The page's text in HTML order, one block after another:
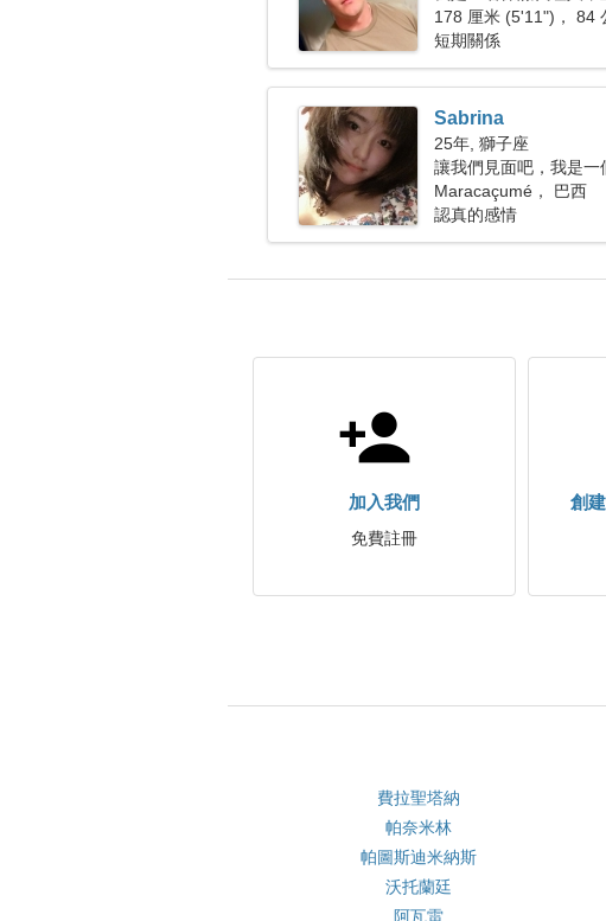
人
178 厘米 (5'11")， 84
短期關係
Sabrina
25年, 獅子座
讓我們見面吧，我是一
Maracaçumé， 巴西
認真的感情
加入我們
免費註冊
創
費拉聖塔納
帕奈米林
帕圖斯迪米納斯
沃托蘭廷
阿瓦雷